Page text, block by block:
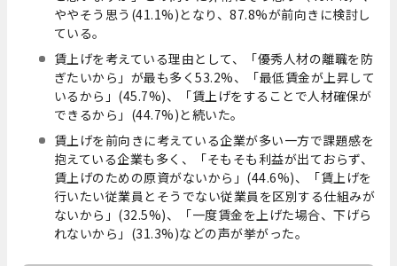
ややそう思う(41.1%)となり、87.8%が前向きに検討し
ている。
賃上げを考えている理由として、「優秀人材の離職を防
ぎたいから」が最も多く53.2%、「最低賃金が上昇して
いるから」(45.7%)、「賃上げをすることで人材確保が
できるから」(44.7%)と続いた。
賃上げを前向きに考えている企業が多い一方で課題感を
抱えている企業も多く、「そもそも利益が出ておらず、
賃上げのための原資がないから」(44.6%)、「賃上げを
行いたい従業員とそうでない従業員を区別する仕組みが
ないから」(32.5%)、「一度賃金を上げた場合、下げら
れないから」(31.3%)などの声が挙がった。